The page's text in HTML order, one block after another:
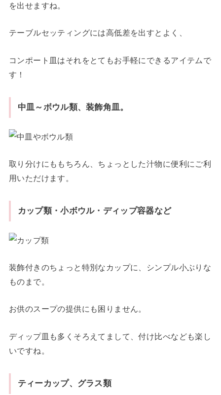
を出せますね。
テーブルセッティングには高低差を出すとよく、
コンポート皿はそれをとてもお手軽にできるアイテムで
す！
中皿～ボウル類、装飾角皿。
取り分けにももちろん、ちょっとした汁物に便利にご利
用いただけます。
カップ類・小ボウル・ディップ容器など
装飾付きのちょっと特別なカップに、シンプル小ぶりな
ものまで。
お供のスープの提供にも困りません。
ディップ皿も多くそろえてまして、付け比べなども楽し
いですね。
ティーカップ、グラス類